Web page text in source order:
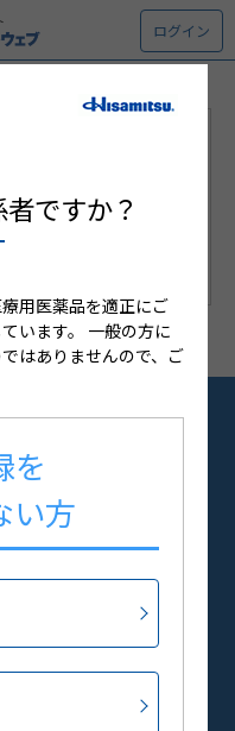
ログイン
るご注意＞
・薬局」に勤務の「医
けます。「薬剤師・看
の申請が必要です。
患者指導箋
ですか？
用医薬品を適正にご
います。 一般の方に
はありませんので、ご
を
い方